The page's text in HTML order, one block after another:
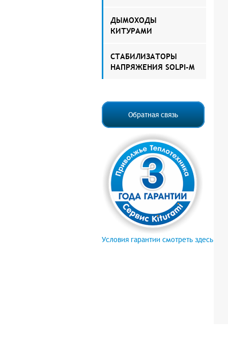
ДЫМОХОДЫ
КИТУРАМИ
СТАБИЛИЗАТОРЫ
НАПРЯЖЕНИЯ SOLPI-M
Обратная связь
Условия гарантии смотреть здесь